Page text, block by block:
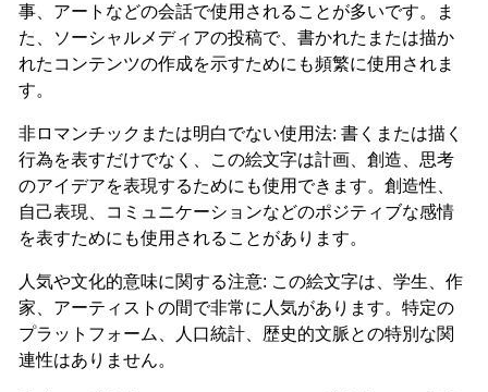
事、アートなどの会話で使用されることが多いです。ま
た、ソーシャルメディアの投稿で、書かれたまたは描か
れたコンテンツの作成を示すためにも頻繁に使用されま
す。
非ロマンチックまたは明白でない使用法: 書くまたは描く
行為を表すだけでなく、この絵文字は計画、創造、思考
のアイデアを表現するためにも使用できます。創造性、
自己表現、コミュニケーションなどのポジティブな感情
を表すためにも使用されることがあります。
人気や文化的意味に関する注意: この絵文字は、学生、作
家、アーティストの間で非常に人気があります。特定の
プラットフォーム、人口統計、歴史的文脈との特別な関
連性はありません。